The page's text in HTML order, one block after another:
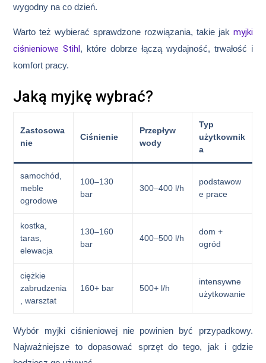
wygodny na co dzień.
Warto też wybierać sprawdzone rozwiązania, takie jak myjki
ciśnieniowe Stihl, które dobrze łączą wydajność, trwałość i
komfort pracy.
Jaką myjkę wybrać?
Zastosowa
nie
Ciśnienie
Przepływ
wody
Typ
użytkownik
a
samochód,
meble
ogrodowe
100–130
bar
300–400 l/h
podstawow
e prace
kostka,
taras,
elewacja
130–160
bar
400–500 l/h
dom +
ogród
ciężkie
zabrudzenia
, warsztat
160+ bar 500+ l/h
intensywne
użytkowanie
Wybór myjki ciśnieniowej nie powinien być przypadkowy.
Najważniejsze to dopasować sprzęt do tego, jak i gdzie